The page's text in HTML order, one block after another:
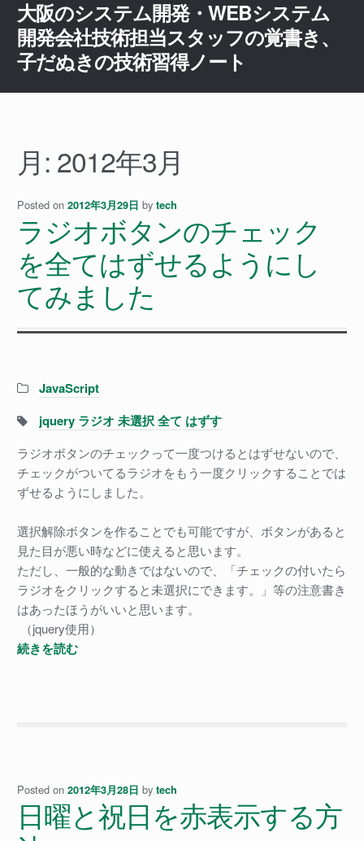
ナ
ビ
ゲ
ー
ス
ッ
プ
コ
ン
テ
ン
ッ
大阪のシステム開発・WEBシステム
開発会社技術担当スタッフの覚書き、
子だぬきの技術習得ノート
月: 2012年3月
Posted on 2012年3月29日 by tech
ラジオボタンのチェック
を全てはずせるようにし
てみました
Categories:
JavaScript
Tags:
jquery ラジオ 未選択 全て はずす
ラジオボタンのチェックって一度つけるとはずせないので、
チェックがついてるラジオをもう一度クリックすることでは
ずせるようにしました。
選択解除ボタンを作ることでも可能ですが、ボタンがあると
見た目が悪い時などに使えると思います。
ただし、一般的な動きではないので、「チェックの付いたら
ラジオをクリックすると未選択にできます。」等の注意書き
はあったほうがいいと思います。
（jquery使用）
続きを読むラ
チ
ェ
ッ
Posted on 2012年3月28日 by tech
日曜と祝日を赤表示する方